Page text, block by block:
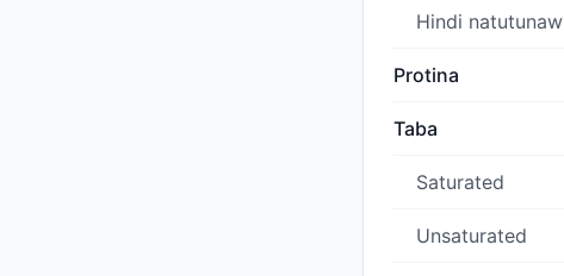
Hindi natutunaw
Protina
Taba
Saturated
Unsaturated